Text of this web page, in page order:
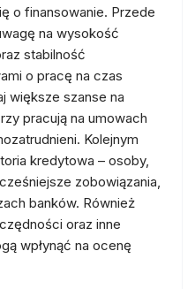
o finansowanie. Przede
na wysokość
stabilność
o pracę na czas
większe szanse na
pracują na umowach
Kolejnym
kredytowa – osoby,
zobowiązania,
banków. Również
oraz inne
wpłynąć na ocenę